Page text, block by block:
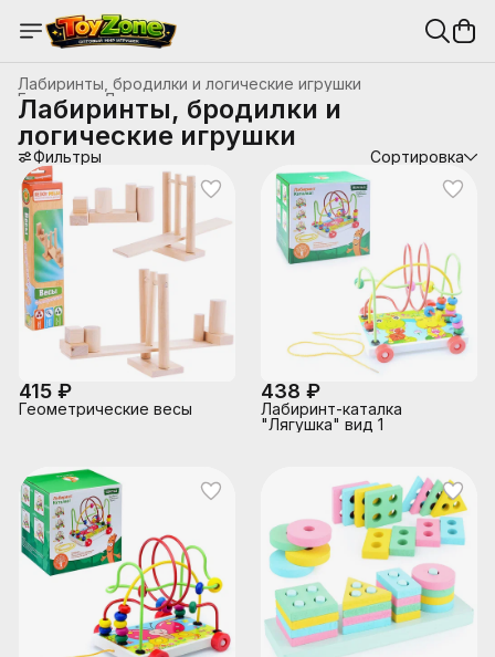
Лабиринты, бродилки и логические игрушки
Деревянные игрушки
Главная
Лабиринты, бродилки и
логические игрушки
Фильтры Сортировка
415 ₽
Геометрические весы
438 ₽
Лабиринт-каталка
"Лягушка" вид 1